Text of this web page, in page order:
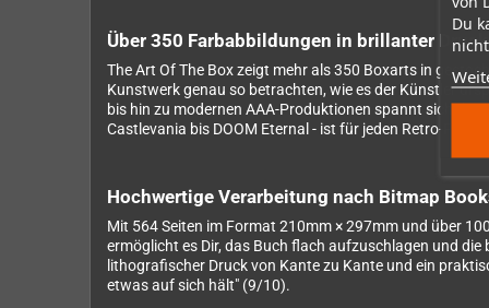
Du
Über 350 Farbabbildungen in brillanter
The Art Of The Box zeigt mehr als 350 Boxarts in
Kunstwerk genau so betrachten, wie es der Künstler
bis hin zu modernen AAA-Produktionen spannt sich
Castlevania bis DOOM Eternal - ist für jeden Retro-Fan
Hochwertige Verarbeitung nach Bitmap
Mit 564 Seiten im Format 210mm × 297mm und über
ermöglicht es Dir, das Buch flach aufzuschlagen und
lithografischer Druck von Kante zu Kante und ein
etwas auf sich hält" (9/10).